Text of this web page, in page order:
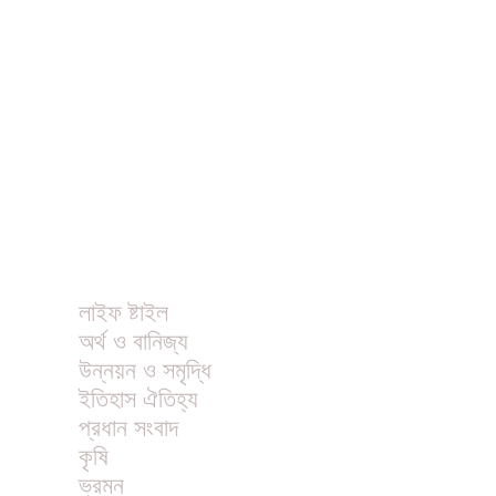
লাইফ ষ্টাইল
অর্থ ও বানিজ্য
উন্নয়ন ও সমৃদ্ধি
ইতিহাস ঐতিহ্য
প্রধান সংবাদ
কৃষি
ভ্রমন